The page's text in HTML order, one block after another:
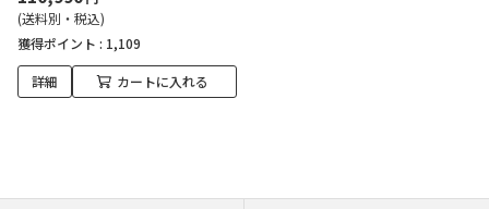
(送料別・税込)
獲得ポイント : 1,109
詳細 カートに入れる